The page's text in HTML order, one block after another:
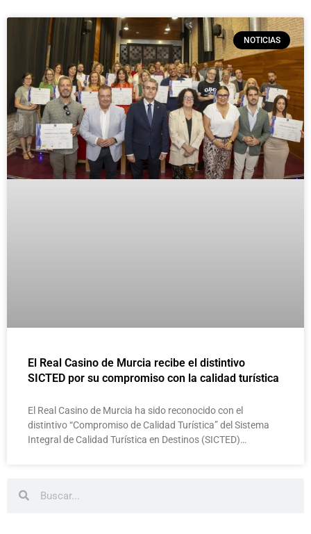
NOTICIAS
El Real Casino de Murcia recibe el distintivo
SICTED por su compromiso con la calidad turística
El Real Casino de Murcia ha sido reconocido con el
distintivo “Compromiso de Calidad Turística” del Sistema
Integral de Calidad Turística en Destinos (SICTED)…